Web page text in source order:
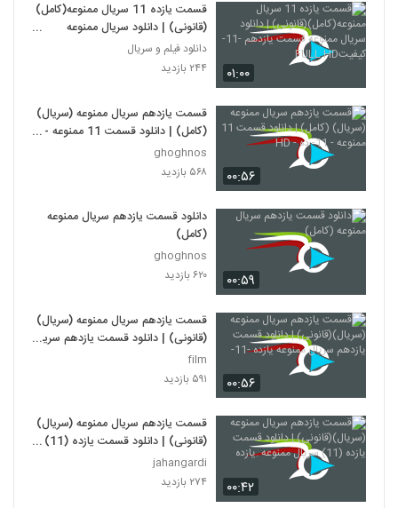
۰۱:۰۰
قسمت یازده 11 سریال ممنوعه(کامل)
(قانونی) | دانلود سریال ممنوعه
قسمت یازدهم -11-کیفیتFULL HD
دانلود فیلم و سریال
۲۴۴ بازدید
۰۰:۵۶
قسمت یازدهم سریال ممنوعه (سریال)
(کامل) | دانلود قسمت 11 ممنوعه -
11- ده - HD
ghoghnos
۵۶۸ بازدید
۰۰:۵۹
دانلود قسمت یازدهم سریال ممنوعه
(کامل)
ghoghnos
۶۲۰ بازدید
۰۰:۵۶
قسمت یازدهم سریال ممنوعه (سریال)
(قانونی) | دانلود قسمت یازدهم سریال
ممنوعه یازده -11-
film
۵۹۱ بازدید
۰۰:۴۲
قسمت یازدهم سریال ممنوعه (سریال)
(قانونی) | دانلود قسمت یازده (11)
سریال ممنوعه .یازده
jahangardi
۲۷۴ بازدید